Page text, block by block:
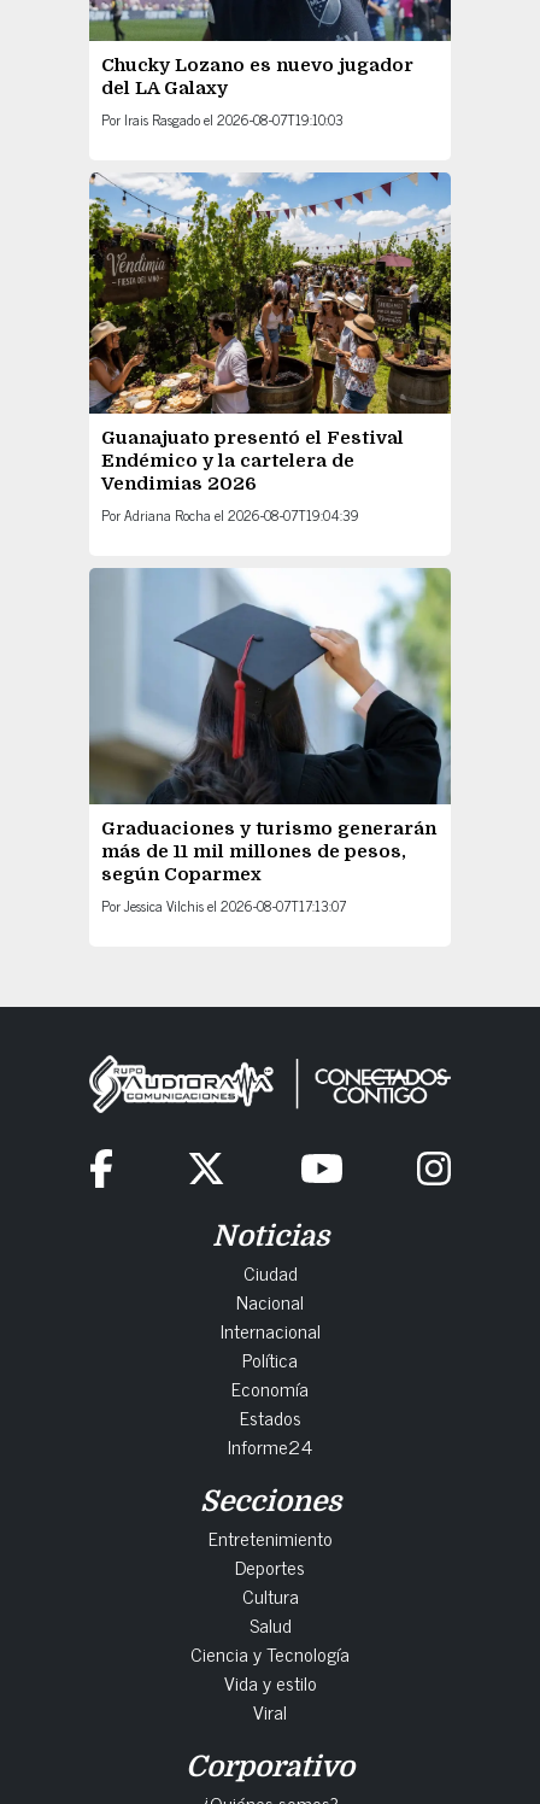
Chucky Lozano es nuevo jugador
del LA Galaxy
Por Irais Rasgadoel 2026-08-07T19:10:03
Guanajuato presentó el Festival
Endémico y la cartelera de
Vendimias 2026
PorAdriana Rocha el 2026-08-07T19:04:39
Graduaciones y turismo generarán
más de 11 mil millones de pesos,
según Coparmex
PorJessica Vilchisel 2026-08-07T17:13:07
Noticias
Ciudad
Nacional
Internacional
Política
Economía
Estados
Informe24
Secciones
Entretenimiento
Deportes
Cultura
Salud
Ciencia y Tecnología
Vida y estilo
Viral
Corporativo